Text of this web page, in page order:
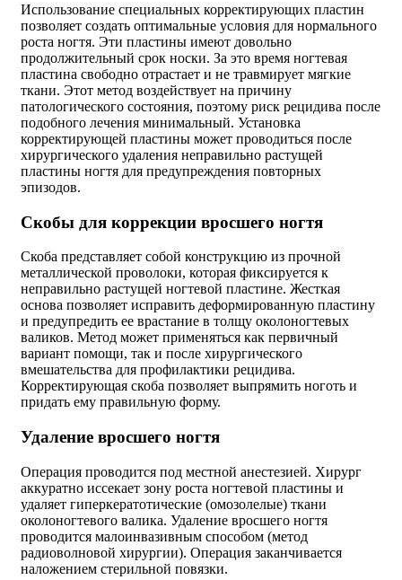
Использование специальных корректирующих пластин
позволяет создать оптимальные условия для нормального
роста ногтя. Эти пластины имеют довольно
продолжительный срок носки. За это время ногтевая
пластина свободно отрастает и не травмирует мягкие
ткани. Этот метод воздействует на причину
патологического состояния, поэтому риск рецидива после
подобного лечения минимальный. Установка
корректирующей пластины может проводиться после
хирургического удаления неправильно растущей
пластины ногтя для предупреждения повторных
эпизодов.
Скобы для коррекции вросшего ногтя
Скоба представляет собой конструкцию из прочной
металлической проволоки, которая фиксируется к
неправильно растущей ногтевой пластине. Жесткая
основа позволяет исправить деформированную пластину
и предупредить ее врастание в толщу околоногтевых
валиков. Метод может применяться как первичный
вариант помощи, так и после хирургического
вмешательства для профилактики рецидива.
Корректирующая скоба позволяет выпрямить ноготь и
придать ему правильную форму.
Удаление вросшего ногтя
Операция проводится под местной анестезией. Хирург
аккуратно иссекает зону роста ногтевой пластины и
удаляет гиперкератотические (омозолелые) ткани
околоногтевого валика. Удаление вросшего ногтя
проводится малоинвазивным способом (метод
радиоволновой хирургии). Операция заканчивается
наложением стерильной повязки.